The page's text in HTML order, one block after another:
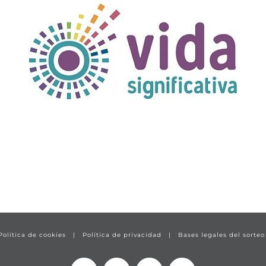
de cookies | Política de privacidad | Bases legales del sorteo